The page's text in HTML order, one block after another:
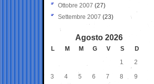
Ottobre 2007 (27)
Settembre 2007 (23)
Agosto 2026
L M M G V S
D
1
2
3 4 5 6 7 8 9